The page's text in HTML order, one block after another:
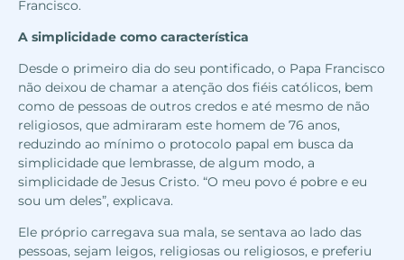
Francisco.
A simplicidade como característica
Desde o primeiro dia do seu pontificado, o Papa Francisco
não deixou de chamar a atenção dos fiéis católicos, bem
como de pessoas de outros credos e até mesmo de não
religiosos, que admiraram este homem de 76 anos,
reduzindo ao mínimo o protocolo papal em busca da
simplicidade que lembrasse, de algum modo, a
simplicidade de Jesus Cristo. “O meu povo é pobre e eu
sou um deles”, explicava.
Ele próprio carregava sua mala, se sentava ao lado das
pessoas, sejam leigos, religiosas ou religiosos, e preferiu